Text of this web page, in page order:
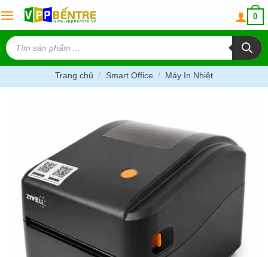
to
content
0
Tìm
kiếm
sản
phẩm
Trang chủ / Smart Office / Máy In Nhiệt